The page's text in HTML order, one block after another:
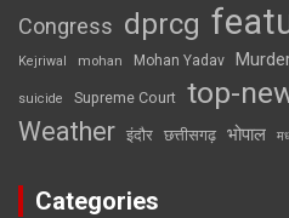
Congress dprcg
Kejriwal mohan Mohan Yadav
suicide Supreme Court top-
Weather इंदौर छत्तीसगढ़ भोपाल
Categories